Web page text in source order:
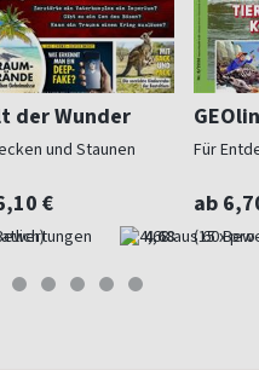
der Wunder
und Staunen
€
4,68
Für
ab
(15 x